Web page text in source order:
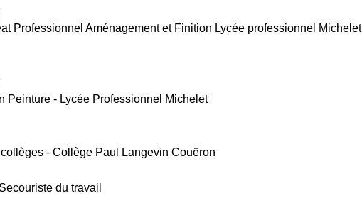
Professionnel Aménagement et Finition Lycée professionnel Michelet
Peinture - Lycée Professionnel Michelet
- Collège Paul Langevin Couëron
du travail